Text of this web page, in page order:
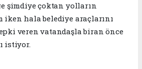
şimdiye çoktan yolların
iken hala belediye araçlarını
veren vatandaşla biran önce
istiyor.